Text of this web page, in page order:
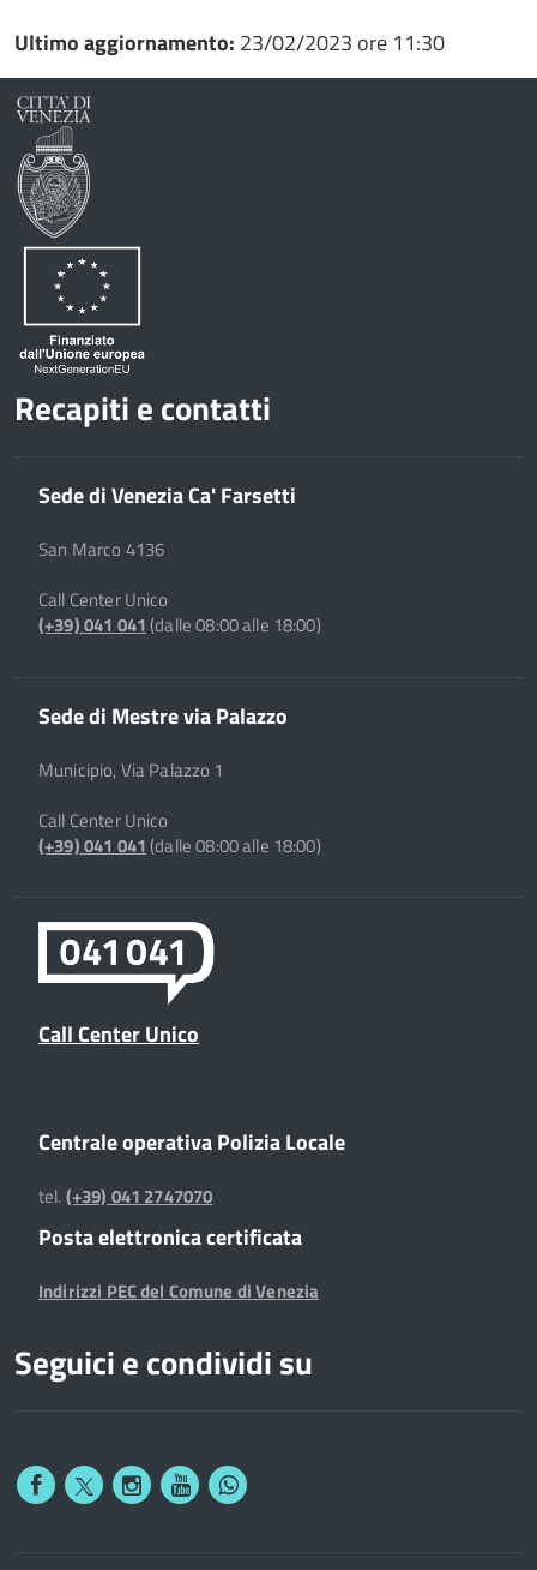
su
Facebook
Condividi
su
Condividi
Ultimo aggiornamento: 23/02/2023 ore 11:30
Recapiti e contatti
Sede di Venezia Ca' Farsetti
San Marco 4136
Call Center Unico
(+39) 041 041(dalle 08:00 alle 18:00)
Sede di Mestre via Palazzo
Municipio, Via Palazzo 1
Call Center Unico
(+39) 041 041(dalle 08:00 alle 18:00)
Call Center Unico
Centrale operativa Polizia Locale
tel.(+39) 041 2747070
Posta elettronica certificata
Indirizzi PEC del Comune di Venezia
Seguici e condividi su